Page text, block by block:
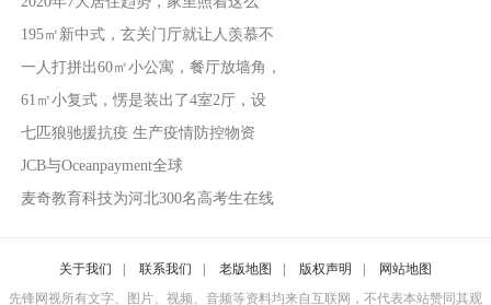
195㎡新中式，玄关门厅就让人羡慕不
一人打拼出60㎡小公寓，餐厅放墙角，
61㎡小复式，愣是装出了4室2厅，设
七匹狼驰援抗疫 生产疫情防控物资
JCB与Oceanpayment全球
麦奇教育科技为河北300名高考生在线
关于我们 联系我们 老版地图 版权声明
网站地图
先锋网视所有文字、图片、视频、音频等资料均来自互联网，不代表本站赞同其观